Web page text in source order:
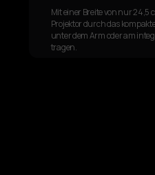
Mit einer Breite von nur 24,5
Projektor durch das
unter dem Arm oder am
tragen.